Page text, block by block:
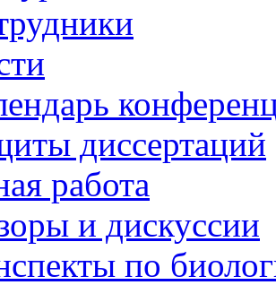
диссертаций
работа
и дискуссии
по